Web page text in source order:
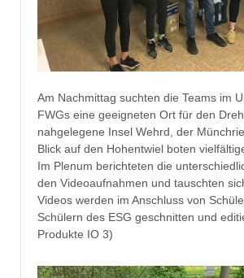
Am Nachmittag suchten die Teams im
FWGs eine geeigneten Ort für den
nahgelegene Insel Wehrd, der
Blick auf den Hohentwiel boten
Im Plenum berichteten die
den Videoaufnahmen und tauschten
Videos werden im Anschluss von
Schülern des ESG geschnitten und
Produkte IO 3)